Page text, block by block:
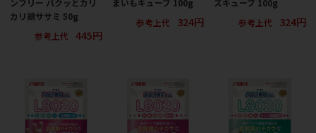
ンフリー パクッとカリ
カリ鶏ササミ 50g
参考上代
445円
まいもキューブ 100g
参考上代
324円
ズキューブ 100g
参考上代
324円